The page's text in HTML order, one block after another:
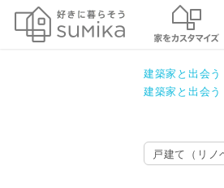
建築家と出会
建築家と出会
エクス
一級建
戸建て（リノ